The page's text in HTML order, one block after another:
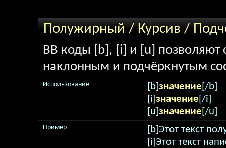
Полужирный / Курсив /
BB коды [b], [i] и [u] позволяют
наклонным и подчёркнутым
[b]значение[/b]
[i]значение[/i]
[u]значение[/u]
Использование
[b]Этот текст
[i]Этот текст
Пример